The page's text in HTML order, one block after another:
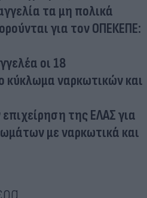
τα μη πολικά
για τον ΟΠΕΚΕΠΕ:
οι 18
κύκλωμα ναρκωτικών και
της ΕΛΑΣ για
με ναρκωτικά και